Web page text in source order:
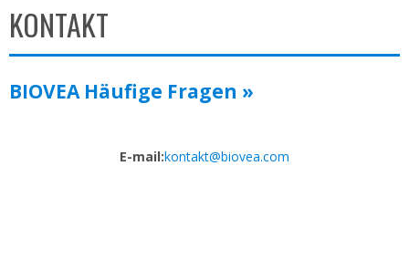
KONTAKT
BIOVEA Häufige Fragen »
E-mail:kontakt@biovea.com